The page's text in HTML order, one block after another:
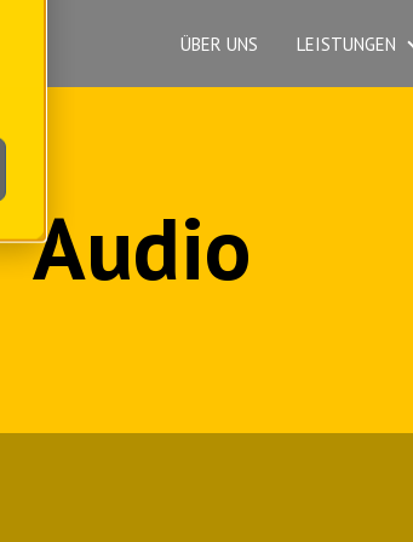
ÜBER UNS LEISTUNGEN
Audio